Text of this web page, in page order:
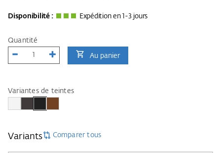
Disponibilité : Expédition en 1-3 jours
Quantité
Au panier
Variantes de teintes
Variants Comparer tous